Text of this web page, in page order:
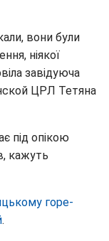
вони були
ніякої
завідуюча
ЦРЛ Тетяна
під опікою
кажуть
горе-
.